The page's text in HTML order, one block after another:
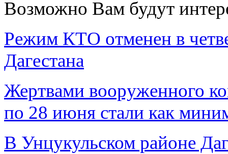
Возможно Вам будут
Режим КТО отменен в
Дагестана
Жертвами вооруженного
по 28 июня стали как
В Унцукульском районе